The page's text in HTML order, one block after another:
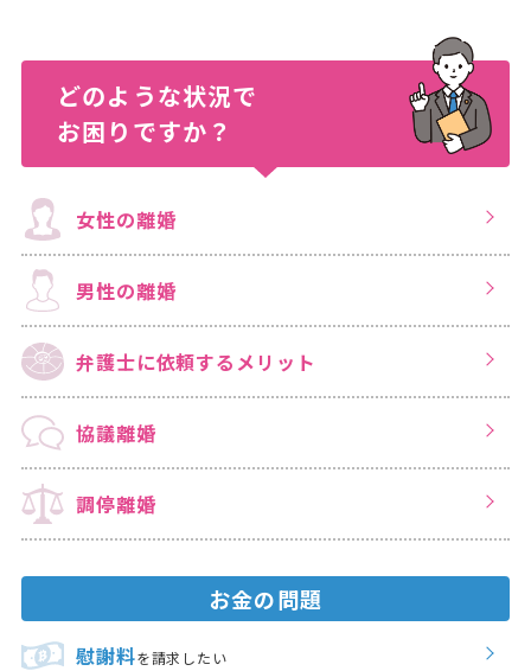
どのような状況で
お困りですか？
女性の離婚
男性の離婚
弁護士に依頼するメリット
協議離婚
調停離婚
お金の問題
慰謝料を請求したい